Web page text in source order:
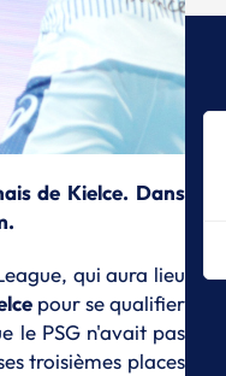
de Kielce. Dans
qui aura lieu
pour se qualifier
le PSG n'avait pas
troisièmes places